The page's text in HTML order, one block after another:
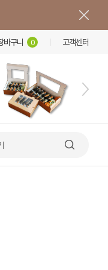
바구니 0 고객센터